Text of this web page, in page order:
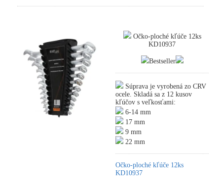
Očko-ploché kľúče 12ks
KD10937
Bestseller
Súprava je vyrobená zo CRV
ocele. Skladá sa z 12 kusov
kľúčov s veľkosťami:
6-14 mm
17 mm
9 mm
22 mm
Očko-ploché kľúče 12ks
KD10937